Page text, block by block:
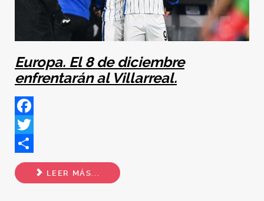
Europa. El 8 de diciembre
enfrentarán al Villarreal.
Facebook
Twitter
Share
LEER MÁS...